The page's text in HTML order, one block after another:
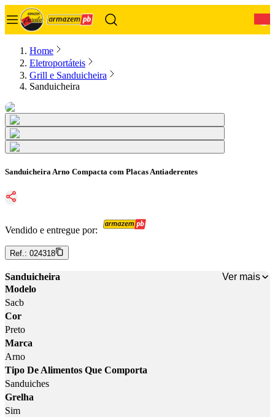
Home
Eletroportáteis
Grill e Sanduicheira
Sanduicheira
Sanduicheira Arno Compacta com Placas Antiaderentes
Vendido e entregue por:
Ref.: 024318
Sanduicheira
Ver mais
Modelo
Sacb
Cor
Preto
Marca
Arno
Tipo De Alimentos Que Comporta
Sanduiches
Grelha
Sim